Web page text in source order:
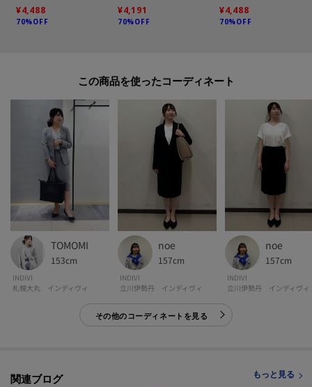
[おすすめPOINT]
マイページでお気に入り一覧をチェックでき、
自分だけのお買い物リストがつくれる♪
-・-・-・-・-・-・-・-・-・-・-・-・-・-・-・-・-・-・-・-・-・-
※照明の関係により、実際よりも色味が違って見える場合があります。また、
パソコン・スマートフォンなどの環境により、若干製品と画像のカラーが異
なる場合もございます。
モデル情報：身長167cm B78 W61 H87 着用サイズ：38（M）
¥4,488
70%OFF
¥4,191
70%OFF
¥4,488
70%OFF
この商品を使った
TOMOMI
153cm
INDIVI
札幌大丸 インディヴィ
noe
157cm
INDIVI
立川伊勢丹 インディヴィ
noe
157cm
INDIVI
立川伊勢丹 インディヴィ
その他のコーディネートを見る
関連ブログ もっと見る